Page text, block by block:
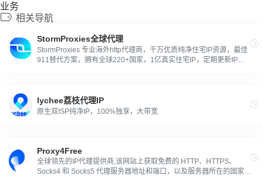
业务
相关导航
StormProxies全球代理
StormProxies 专业海外http代理商，千万优质纯净住宅IP资源，最佳
911替代方案，拥有全球220+国家，1亿真实住宅IP，定期更新IP
lychee荔枝代理IP
原生双ISP纯净IP，100%独享，大带宽
Proxy4Free
全球领先的IP代理提供商,该网站上获取免费的 HTTP、HTTPS、
Socks4 和 Socks5 代理服务器地址和端口，以及服务器所在的国家和